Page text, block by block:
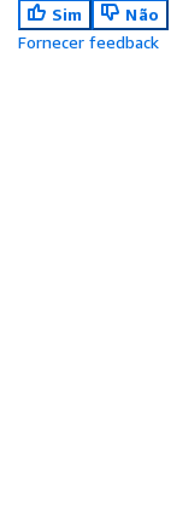
Sim
Não
Fornecer feedback